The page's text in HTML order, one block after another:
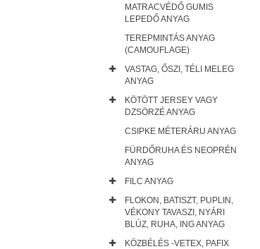
MATRACVÉDŐ GUMIS
LEPEDŐ ANYAG
TEREPMINTÁS ANYAG
(CAMOUFLAGE)
VASTAG, ŐSZI, TÉLI MELEG
ANYAG
KÖTÖTT JERSEY VAGY
DZSÖRZÉ ANYAG
CSIPKE MÉTERÁRU ANYAG
FÜRDŐRUHA ÉS NEOPRÉN
ANYAG
FILC ANYAG
FLOKON, BATISZT, PUPLIN,
VÉKONY TAVASZI, NYÁRI
BLÚZ, RUHA, ING ANYAG
KÖZBÉLÉS -VETEX, PAFIX